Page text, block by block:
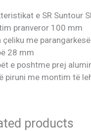
e SR Suntour
pranveror 100 mm
çeliku me
28 mm
e poshtme prej
piruni me montim të
products